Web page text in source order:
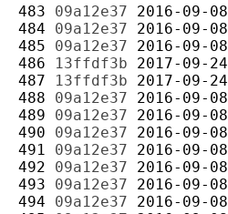
483 09a12e37 2016-09-08
484 09a12e37 2016-09-08
485 09a12e37 2016-09-08
486
13ffdf3b 2017-09-24
487
13ffdf3b 2017-09-24
488 09a12e37 2016-09-08
489 09a12e37 2016-09-08
490 09a12e37 2016-09-08
491 09a12e37 2016-09-08
492 09a12e37 2016-09-08
493 09a12e37 2016-09-08
494 09a12e37 2016-09-08